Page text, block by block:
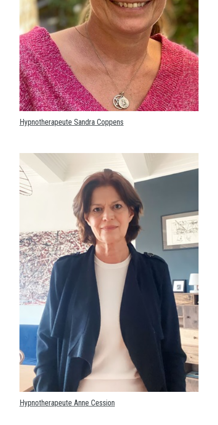
Hypnotherapeute Sandra Coppens
Hypnotherapeute Anne Cession